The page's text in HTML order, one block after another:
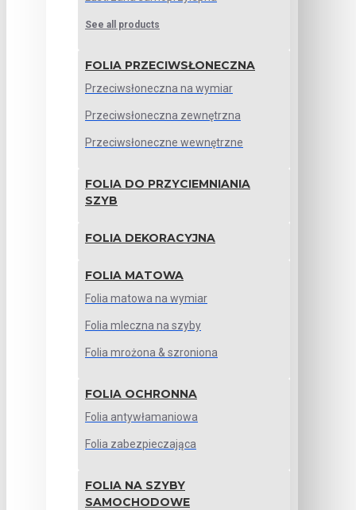
See all products
FOLIA PRZECIWSŁONECZNA
Przeciwsłoneczna na wymiar
Przeciwsłoneczna zewnętrzna
Przeciwsłoneczne wewnętrzne
FOLIA DO PRZYCIEMNIANIA
SZYB
FOLIA DEKORACYJNA
FOLIA MATOWA
Folia matowa na wymiar
Folia mleczna na szyby
Folia mrożona & szroniona
FOLIA OCHRONNA
Folia antywłamaniowa
Folia zabezpieczająca
FOLIA NA SZYBY
SAMOCHODOWE